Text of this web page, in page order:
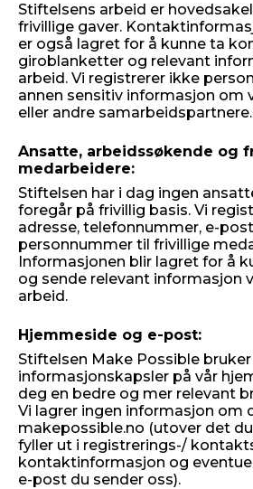
Stiftelsens arbeid er
frivillige gaver.
er også lagret for å kunne ta
giroblanketter og relevant
arbeid. Vi registrerer ikke
annen sensitiv informasjon om
eller andre samarbeidspartnere.
Ansatte, arbeidssøkende og
medarbeidere:
Stiftelsen har i dag ingen
foregår på frivillig basis. Vi
adresse, telefonnummer, e-
personnummer til frivillige
Informasjonen blir lagret for å
og sende relevant informasjon
arbeid.
Hjemmeside og e-post:
Stiftelsen Make Possible bruker
informasjonskapsler på vår
deg en bedre og mer relevant
Vi lagrer ingen informasjon om
makepossible.no (utover det
fyller ut i registrerings-/
kontaktinformasjon og
e-post du sender oss).